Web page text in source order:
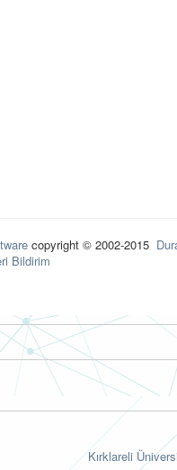
copyright © 2002-2015
Bildirim
Kırklareli